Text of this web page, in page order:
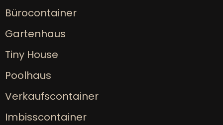
Bürocontainer
Gartenhaus
Tiny House
Poolhaus
Verkaufscontainer
Imbisscontainer